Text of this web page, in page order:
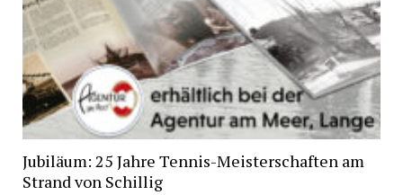
Jubiläum: 25 Jahre Tennis-Meisterschaften am
Strand von Schillig